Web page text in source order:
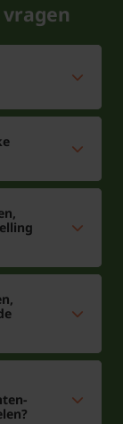
een zonnige
gele
het blad veel
bij deze
vooral om
De
de plant in
de
wij aan